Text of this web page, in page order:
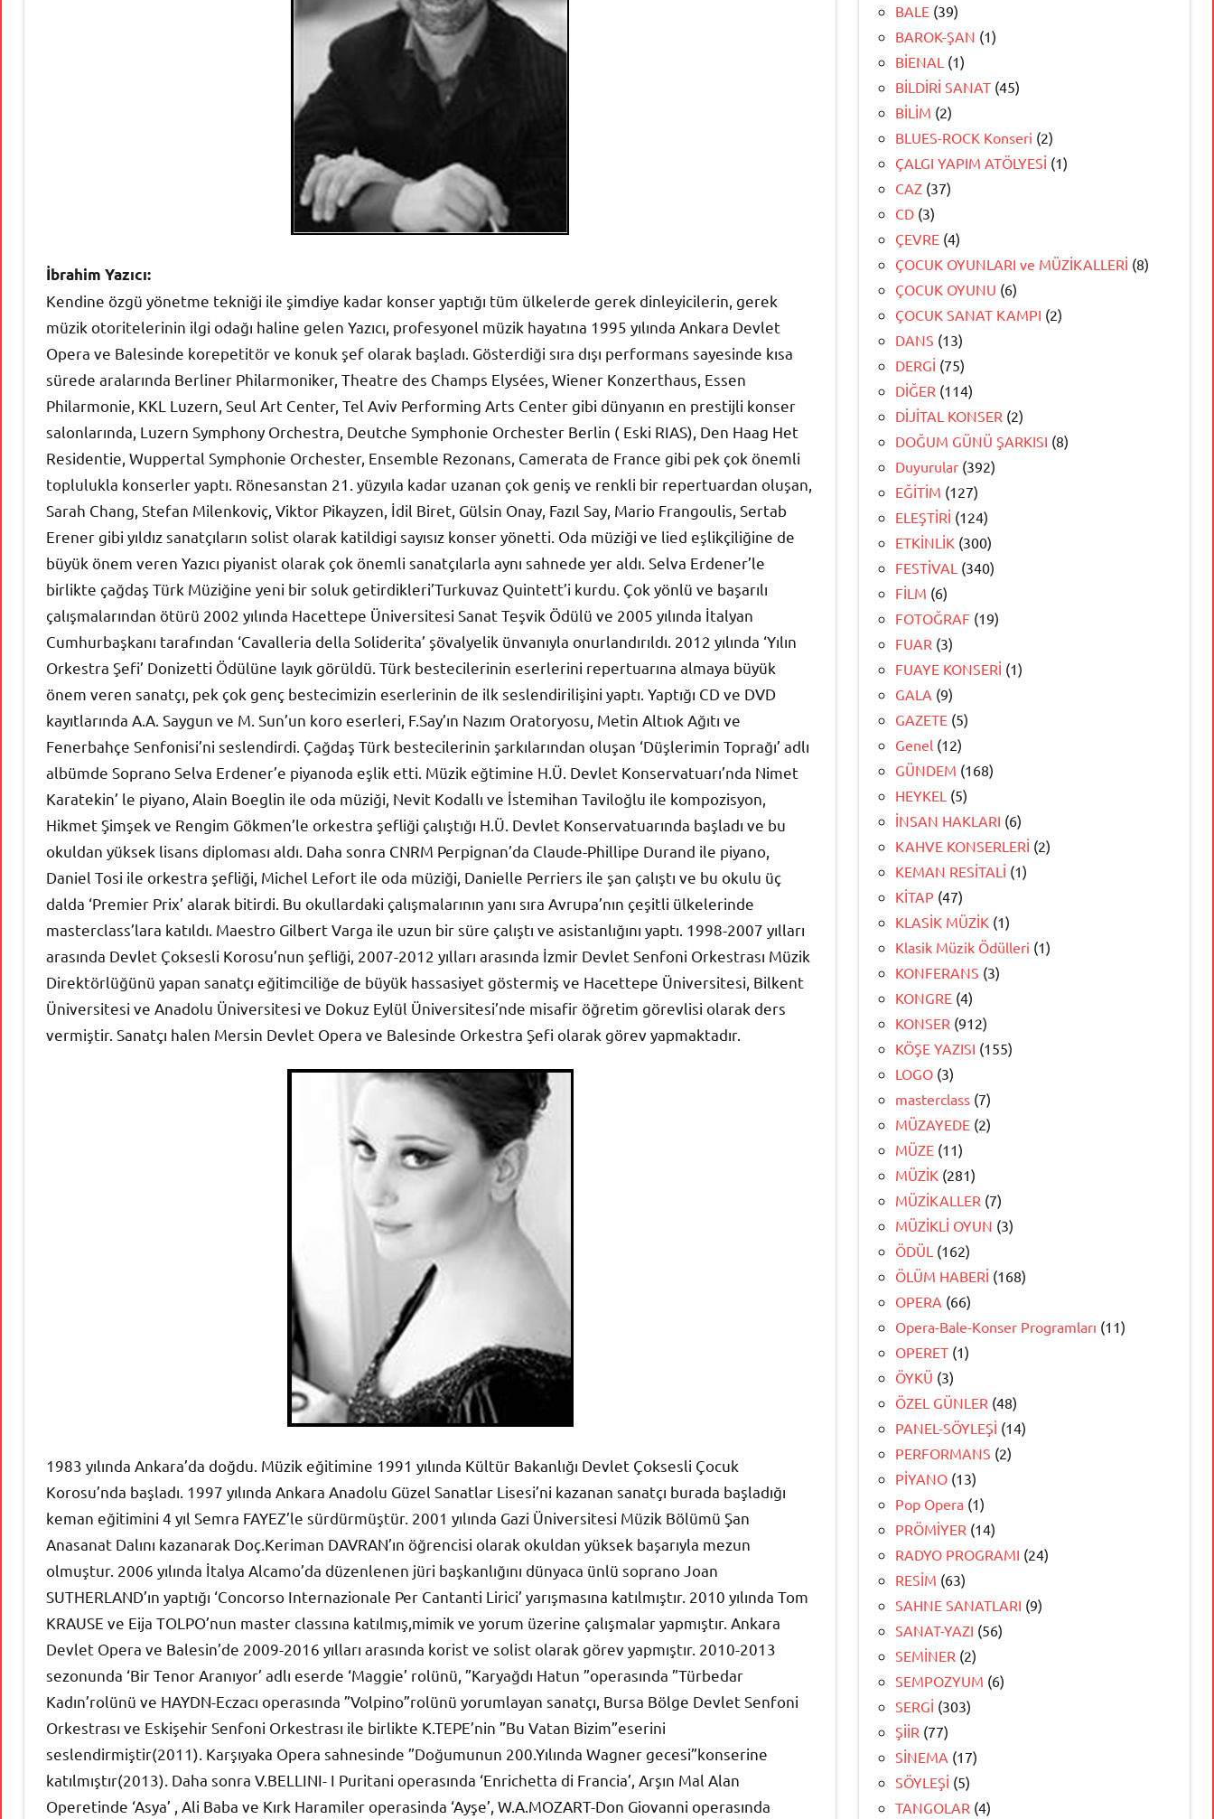
İbrahim Yazıcı:
Kendine özgü yönetme tekniği ile şimdiye kadar konser yaptığı tüm ülkelerde gerek dinleyicilerin, gerek
müzik otoritelerinin ilgi odağı haline gelen Yazıcı, profesyonel müzik hayatına 1995 yılında Ankara Devlet
Opera ve Balesinde korepetitör ve konuk şef olarak başladı. Gösterdiği sıra dışı performans sayesinde kısa
sürede aralarında Berliner Philarmoniker, Theatre des Champs Elysées, Wiener Konzerthaus, Essen
Philarmonie, KKL Luzern, Seul Art Center, Tel Aviv Performing Arts Center gibi dünyanın en prestijli konser
salonlarında, Luzern Symphony Orchestra, Deutche Symphonie Orchester Berlin ( Eski RIAS), Den Haag Het
Residentie, Wuppertal Symphonie Orchester, Ensemble Rezonans, Camerata de France gibi pek çok önemli
toplulukla konserler yaptı. Rönesanstan 21. yüzyıla kadar uzanan çok geniş ve renkli bir repertuardan oluşan,
Sarah Chang, Stefan Milenkoviç, Viktor Pikayzen, İdil Biret, Gülsin Onay, Fazıl Say, Mario Frangoulis, Sertab
Erener gibi yıldız sanatçıların solist olarak katildigi sayısız konser yönetti. Oda müziği ve lied eşlikçiliğine de
büyük önem veren Yazıcı piyanist olarak çok önemli sanatçılarla aynı sahnede yer aldı. Selva Erdener’le
birlikte çağdaş Türk Müziğine yeni bir soluk getirdikleri’Turkuvaz Quintett’i kurdu. Çok yönlü ve başarılı
çalışmalarından ötürü 2002 yılında Hacettepe Üniversitesi Sanat Teşvik Ödülü ve 2005 yılında İtalyan
Cumhurbaşkanı tarafından ‘Cavalleria della Soliderita’ şövalyelik ünvanıyla onurlandırıldı. 2012 yılında ‘Yılın
Orkestra Şefi’ Donizetti Ödülüne layık görüldü. Türk bestecilerinin eserlerini repertuarına almaya büyük
önem veren sanatçı, pek çok genç bestecimizin eserlerinin de ilk seslendirilişini yaptı. Yaptığı CD ve DVD
kayıtlarında A.A. Saygun ve M. Sun’un koro eserleri, F.Say’ın Nazım Oratoryosu, Metin Altıok Ağıtı ve
Fenerbahçe Senfonisi’ni seslendirdi. Çağdaş Türk bestecilerinin şarkılarından oluşan ‘Düşlerimin Toprağı’ adlı
albümde Soprano Selva Erdener’e piyanoda eşlik etti. Müzik eğtimine H.Ü. Devlet Konservatuarı’nda Nimet
Karatekin’ le piyano, Alain Boeglin ile oda müziği, Nevit Kodallı ve İstemihan Taviloğlu ile kompozisyon,
Hikmet Şimşek ve Rengim Gökmen’le orkestra şefliği çalıştığı H.Ü. Devlet Konservatuarında başladı ve bu
okuldan yüksek lisans diploması aldı. Daha sonra CNRM Perpignan’da Claude-Phillipe Durand ile piyano,
Daniel Tosi ile orkestra şefliği, Michel Lefort ile oda müziği, Danielle Perriers ile şan çalıştı ve bu okulu üç
dalda ‘Premier Prix’ alarak bitirdi. Bu okullardaki çalışmalarının yanı sıra Avrupa’nın çeşitli ülkelerinde
masterclass’lara katıldı. Maestro Gilbert Varga ile uzun bir süre çalıştı ve asistanlığını yaptı. 1998-2007 yılları
arasında Devlet Çoksesli Korosu’nun şefliği, 2007-2012 yılları arasında İzmir Devlet Senfoni Orkestrası Müzik
Direktörlüğünü yapan sanatçı eğitimciliğe de büyük hassasiyet göstermiş ve Hacettepe Üniversitesi, Bilkent
Üniversitesi ve Anadolu Üniversitesi ve Dokuz Eylül Üniversitesi’nde misafir öğretim görevlisi olarak ders
vermiştir. Sanatçı halen Mersin Devlet Opera ve Balesinde Orkestra Şefi olarak görev yapmaktadır.
1983 yılında Ankara’da doğdu. Müzik eğitimine 1991 yılında Kültür Bakanlığı Devlet Çoksesli Çocuk
Korosu’nda başladı. 1997 yılında Ankara Anadolu Güzel Sanatlar Lisesi’ni kazanan sanatçı burada başladığı
keman eğitimini 4 yıl Semra FAYEZ’le sürdürmüştür. 2001 yılında Gazi Üniversitesi Müzik Bölümü Şan
Anasanat Dalını kazanarak Doç.Keriman DAVRAN’ın öğrencisi olarak okuldan yüksek başarıyla mezun
olmuştur. 2006 yılında İtalya Alcamo’da düzenlenen jüri başkanlığını dünyaca ünlü soprano Joan
SUTHERLAND’ın yaptığı ‘Concorso Internazionale Per Cantanti Lirici’ yarışmasına katılmıştır. 2010 yılında Tom
KRAUSE ve Eija TOLPO’nun master classına katılmış,mimik ve yorum üzerine çalışmalar yapmıştır. Ankara
Devlet Opera ve Balesin’de 2009-2016 yılları arasında korist ve solist olarak görev yapmıştır. 2010-2013
sezonunda ‘Bir Tenor Aranıyor’ adlı eserde ‘Maggie’ rolünü, ”Karyağdı Hatun ”operasında ”Türbedar
Kadın’rolünü ve HAYDN-Eczacı operasında ”Volpino”rolünü yorumlayan sanatçı, Bursa Bölge Devlet Senfoni
Orkestrası ve Eskişehir Senfoni Orkestrası ile birlikte K.TEPE’nin ”Bu Vatan Bizim”eserini
seslendirmiştir(2011). Karşıyaka Opera sahnesinde ”Doğumunun 200.Yılında Wagner gecesi”konserine
katılmıştır(2013). Daha sonra V.BELLINI- I Puritani operasında ‘Enrichetta di Francia’, Arşın Mal Alan
Operetinde ‘Asya’ , Ali Baba ve Kırk Haramiler operasinda ‘Ayşe’, W.A.MOZART-Don Giovanni operasında
BALE (39)
BAROK-ŞAN (1)
BİENAL (1)
BİLDİRİ SANAT (45)
BİLİM (2)
BLUES-ROCK Konseri (2)
ÇALGI YAPIM ATÖLYESİ (1)
CAZ (37)
CD (3)
ÇEVRE (4)
ÇOCUK OYUNLARI ve MÜZİKALLERİ (8)
ÇOCUK OYUNU (6)
ÇOCUK SANAT KAMPI (2)
DANS (13)
DERGİ (75)
DİĞER (114)
DİJİTAL KONSER (2)
DOĞUM GÜNÜ ŞARKISI (8)
Duyurular (392)
EĞİTİM (127)
ELEŞTİRİ (124)
ETKİNLİK (300)
FESTİVAL (340)
FİLM (6)
FOTOĞRAF (19)
FUAR (3)
FUAYE KONSERİ (1)
GALA (9)
GAZETE (5)
Genel (12)
GÜNDEM (168)
HEYKEL (5)
İNSAN HAKLARI (6)
KAHVE KONSERLERİ (2)
KEMAN RESİTALİ (1)
KİTAP (47)
KLASİK MÜZİK (1)
Klasik Müzik Ödülleri (1)
KONFERANS (3)
KONGRE (4)
KONSER (912)
KÖŞE YAZISI (155)
LOGO (3)
masterclass (7)
MÜZAYEDE (2)
MÜZE (11)
MÜZİK (281)
MÜZİKALLER (7)
MÜZİKLİ OYUN (3)
ÖDÜL (162)
ÖLÜM HABERİ (168)
OPERA (66)
Opera-Bale-Konser Programları (11)
OPERET (1)
ÖYKÜ (3)
ÖZEL GÜNLER (48)
PANEL-SÖYLEŞİ (14)
PERFORMANS (2)
PİYANO (13)
Pop Opera (1)
PRÖMİYER (14)
RADYO PROGRAMI (24)
RESİM (63)
SAHNE SANATLARI (9)
SANAT-YAZI (56)
SEMİNER (2)
SEMPOZYUM (6)
SERGİ (303)
ŞİİR (77)
SİNEMA (17)
SÖYLEŞİ (5)
TANGOLAR (4)